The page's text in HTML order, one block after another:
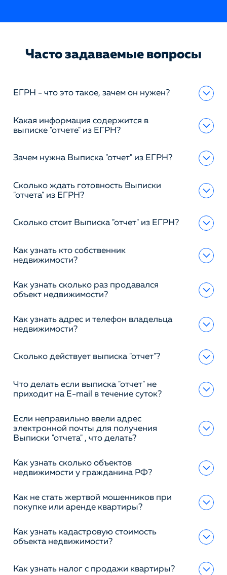
Часто задаваемые вопросы
ЕГРН - что это такое, зачем он нужен?
Какая информация содержится в
выписке "отчете" из ЕГРН?
Зачем нужна Выписка "отчет" из ЕГРН?
Сколько ждать готовность Выписки
"отчета" из ЕГРН?
Сколько стоит Выписка "отчет" из ЕГРН?
Как узнать кто собственник
недвижимости?
Как узнать сколько раз продавался
объект недвижимости?
Как узнать адрес и телефон владельца
недвижимости?
Сколько действует выписка "отчет"?
Что делать если выписка "отчет" не
приходит на E-mail в течение суток?
Если неправильно ввели адрес
электронной почты для получения
Выписки "отчета" , что делать?
Как узнать сколько объектов
недвижимости у гражданина РФ?
Как не стать жертвой мошенников при
покупке или аренде квартиры?
Как узнать кадастровую стоимость
объекта недвижимости?
Как узнать налог с продажи квартиры?